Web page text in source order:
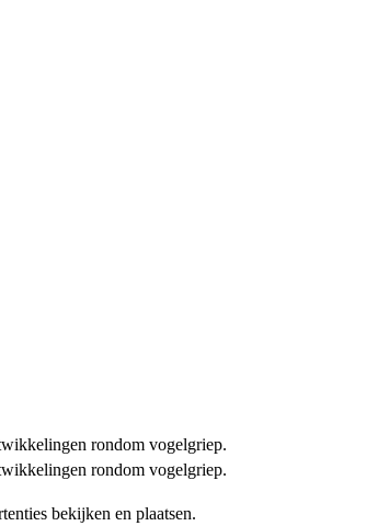
rondom vogelgriep.
rondom vogelgriep.
bekijken en plaatsen.